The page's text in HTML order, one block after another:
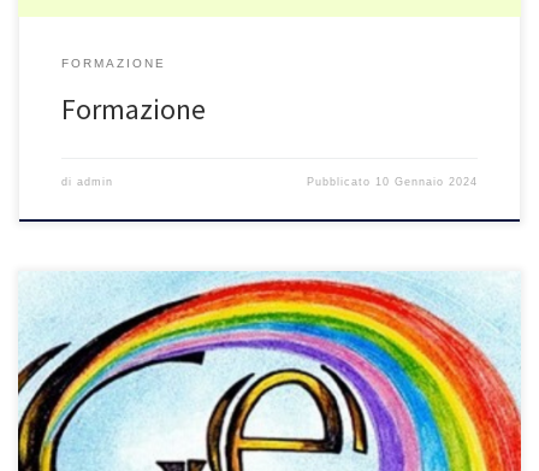
FORMAZIONE
Formazione
di admin Pubblicato 10 Gennaio 2024
SOFIA 88489 Descrizione: Il metodo Galileo, si rivolge agli
educatori degli asili nido ed agli insegnanti della scuola
dell’infanzia, primaria e secondaria di primo grado (bambini da 0-
16 anni). Data la grande importanza e responsabilità del contesto
nel favorire la costruzione delle varie intelligenze in ogni